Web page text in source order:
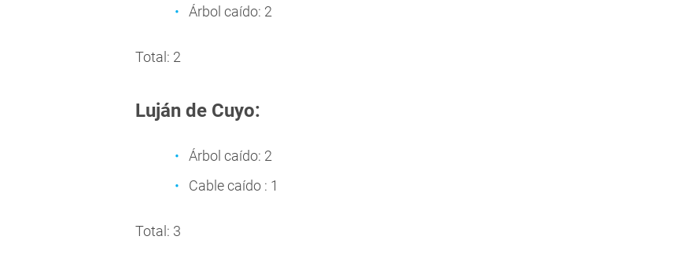
Árbol caído: 2
Total: 2
Luján de Cuyo:
Árbol caído: 2
Cable caído : 1
Total: 3